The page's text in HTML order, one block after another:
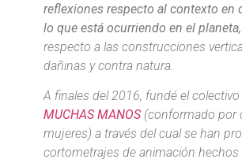
reflexiones respecto al contexto en
lo que está ocurriendo en el planeta,
respecto a las construcciones
dañinas y contra natura.
A finales del 2016, fundé el
MUCHAS MANOS (conformado por
mujeres) a través del cual se han
cortometrajes de animación hechos